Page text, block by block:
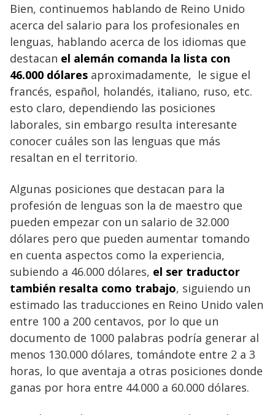
Bien, continuemos hablando de Reino Unido
acerca del salario para los profesionales en
lenguas, hablando acerca de los idiomas que
destacan el alemán comanda la lista con
46.000 dólares aproximadamente, le sigue el
francés, español, holandés, italiano, ruso, etc.
esto claro, dependiendo las posiciones
laborales, sin embargo resulta interesante
conocer cuáles son las lenguas que más
resaltan en el territorio.
Algunas posiciones que destacan para la
profesión de lenguas son la de maestro que
pueden empezar con un salario de 32.000
dólares pero que pueden aumentar tomando
en cuenta aspectos como la experiencia,
subiendo a 46.000 dólares, el ser traductor
también resalta como trabajo, siguiendo un
estimado las traducciones en Reino Unido valen
entre 100 a 200 centavos, por lo que un
documento de 1000 palabras podría generar al
menos 130.000 dólares, tomándote entre 2 a 3
horas, lo que aventaja a otras posiciones donde
ganas por hora entre 44.000 a 60.000 dólares.